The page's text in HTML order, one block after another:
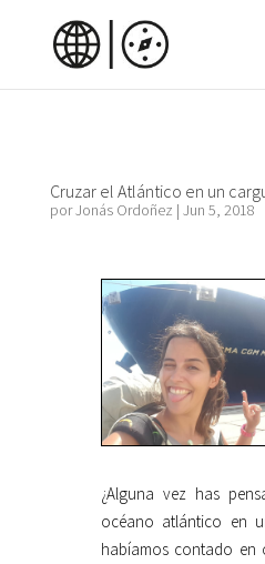
Cruzar el Atlántico en un
porJonás Ordoñez | Jun 5, 2018
¿Alguna vez has
océano atlántico en
habíamos contado